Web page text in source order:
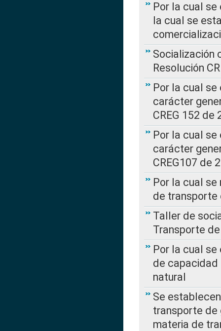
Por la cual se
la cual se
Socialización
Resolución
Por la cual
carácter
CREG 152 de
Por la cual
carácter
CREG107 de
Por la cual
de transporte
Taller de
Transporte
Por la cual
de capacidad
natural
Se
transporte de
materia de